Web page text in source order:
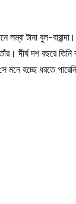
টানা বুল-
দীর্ঘ দশ বছরে
মনে হচ্ছে ধরতে